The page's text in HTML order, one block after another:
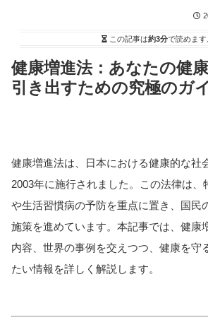
この記事は約3分で読めます
健康増進法：あなたの健
引き出すための究極のガ
健康増進法は、日本における健康的な社
2003年に施行されました。この法律は、
や生活習慣病の予防を重点に置き、国民
施策を進めています。本記事では、健康
内容、世界の事例を交えつつ、健康を守
たい情報を詳しく解説します。